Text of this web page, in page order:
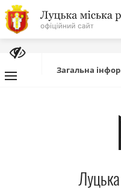
На
головну
Загальна